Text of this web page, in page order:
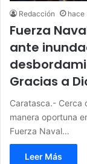
Redacción hace
Fuerza
ante
Gracias a
Caratasca.- Cerca
manera oportuna
Fuerza Naval…
Leer Más